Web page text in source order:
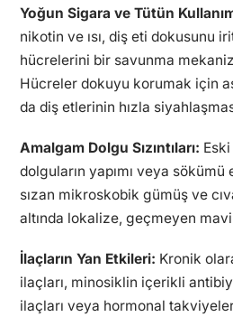
Yoğun Sigara ve Tütün
nikotin ve ısı, diş eti dokusunu
hücrelerini bir savunma
Hücreler dokuyu korumak için
da diş etlerinin hızla
Amalgam Dolgu Sızıntıları:
dolguların yapımı veya sökümü
sızan mikroskobik gümüş ve
altında lokalize, geçmeyen
İlaçların Yan Etkileri: Kronik
ilaçları, minosiklin içerikli
ilaçları veya hormonal